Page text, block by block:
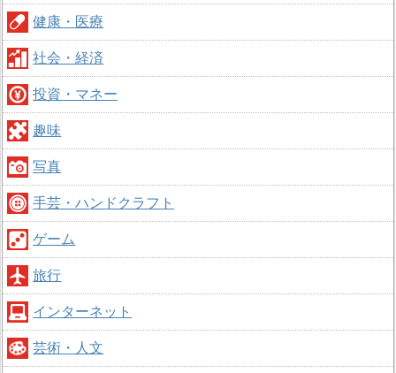
健康・医療
社会・経済
投資・マネー
趣味
写真
手芸・ハンドクラフト
ゲーム
旅行
インターネット
芸術・人文